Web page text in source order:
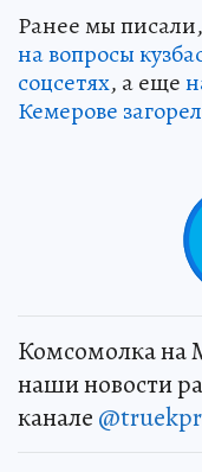
Ранее мы
на вопросы
соцсетях, а еще
Кемерове
Комсомолка на
наши новости
канале